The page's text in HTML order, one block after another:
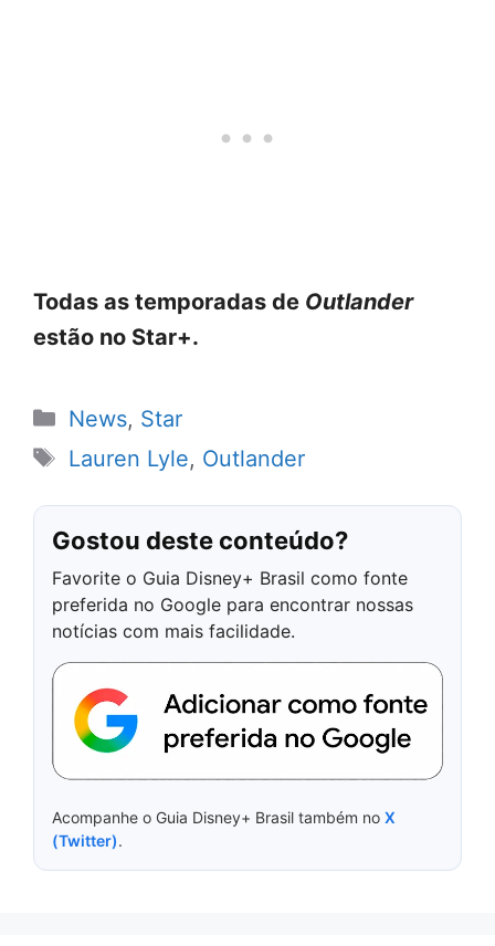
Todas as temporadas de Outlander
estão no Star+.
Categorias
News, Star
Tags
Lauren Lyle, Outlander
Gostou deste conteúdo?
Favorite o Guia Disney+ Brasil como fonte
preferida no Google para encontrar nossas
notícias com mais facilidade.
Acompanhe o Guia Disney+ Brasil também no X
(Twitter).